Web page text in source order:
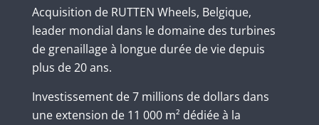
Acquisition de RUTTEN Wheels, Belgique,
leader mondial dans le domaine des turbines
de grenaillage à longue durée de vie depuis
plus de 20 ans.
Investissement de 7 millions de dollars dans
une extension de 11 000 m² dédiée à la